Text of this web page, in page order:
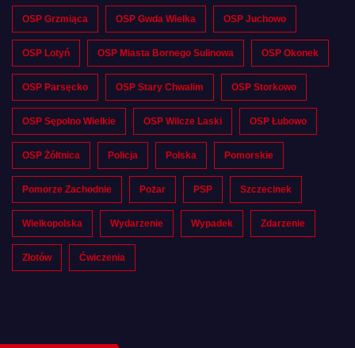
OSP Grzmiąca OSP Gwda Wielka OSP Juchowo
OSP Lotyń OSP Miasta Bornego Sulinowa OSP Okonek
OSP Parsęcko OSP Stary Chwalim OSP Storkowo
OSP Sępolno Wielkie OSP Wilcze Laski OSP Łubowo
OSP Żółtnica Policja Polska Pomorskie
Pomorze Zachodnie Pożar PSP Szczecinek
Wielkopolska Wydarzenie Wypadek Zdarzenie
Złotów Ćwiczenia